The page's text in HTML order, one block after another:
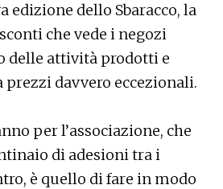
edizione dello Sbaracco, la
che vede i negozi
delle attività prodotti e
davvero eccezionali.
per l’associazione, che
di adesioni tra i
è quello di fare in modo